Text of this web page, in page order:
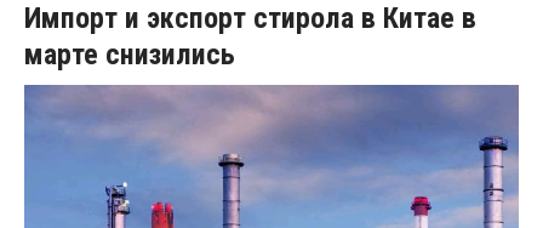
Импорт и экспорт стирола в Китае в
марте снизились